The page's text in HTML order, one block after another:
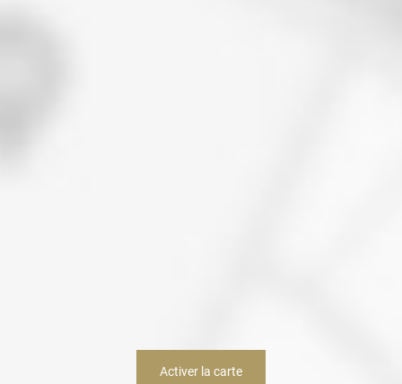
Activer la carte